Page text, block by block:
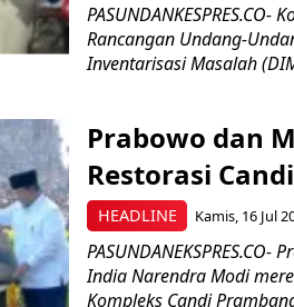
Rancangan Undang-
Inventarisasi Masalah
HEADLINE
Prabowo dan
Restorasi
Kamis, 16 Jul
India Narendra Modi
Kompleks Candi